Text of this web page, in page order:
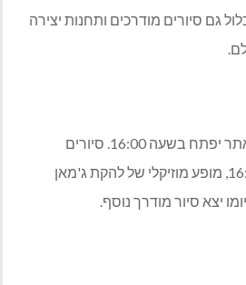
גם סיורים מודרכים ותחנות יצירה
ביום שישי, 15.8. האתר יפתח בשעה 16:00. סיורים
מודרכים ייצאו בשעה 16:00, מופע מוזיקלי של להקת ג'מאן